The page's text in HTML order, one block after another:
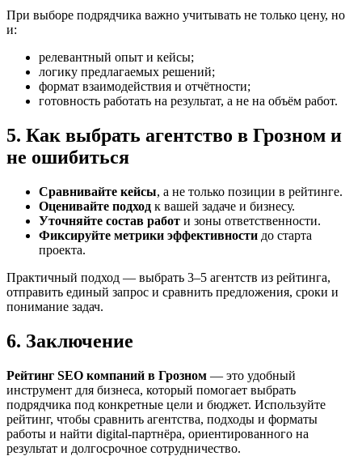
При выборе подрядчика важно учитывать не только цену, но
и:
релевантный опыт и кейсы;
логику предлагаемых решений;
формат взаимодействия и отчётности;
готовность работать на результат, а не на объём работ.
5. Как выбрать агентство в Грозном и
не ошибиться
Сравнивайте кейсы, а не только позиции в рейтинге.
Оценивайте подход к вашей задаче и бизнесу.
Уточняйте состав работ и зоны ответственности.
Фиксируйте метрики эффективности до старта
проекта.
Практичный подход — выбрать 3–5 агентств из рейтинга,
отправить единый запрос и сравнить предложения, сроки и
понимание задач.
6. Заключение
Рейтинг SEO компаний в Грозном — это удобный
инструмент для бизнеса, который помогает выбрать
подрядчика под конкретные цели и бюджет. Используйте
рейтинг, чтобы сравнить агентства, подходы и форматы
работы и найти digital-партнёра, ориентированного на
результат и долгосрочное сотрудничество.